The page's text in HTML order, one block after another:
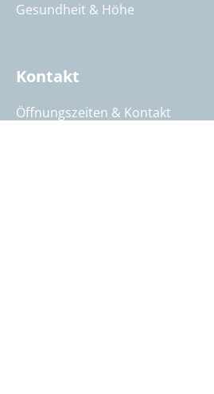
Gesundheit & Höhe
Kontakt
Öffnungszeiten & Kontakt